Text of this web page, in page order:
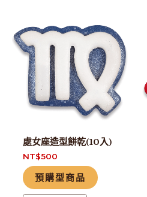
處女座造型餅乾(10入)
NT$500
預購型商品